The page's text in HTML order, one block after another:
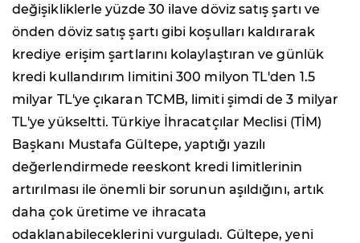
değişikliklerle yüzde 30 ilave döviz satış şartı ve
önden döviz satış şartı gibi koşulları kaldırarak
krediye erişim şartlarını kolaylaştıran ve günlük
kredi kullandırım limitini 300 milyon TL'den 1.5
milyar TL'ye çıkaran TCMB, limiti şimdi de 3 milyar
TL'ye yükseltti. Türkiye İhracatçılar Meclisi (TİM)
Başkanı Mustafa Gültepe, yaptığı yazılı
değerlendirmede reeskont kredi limitlerinin
artırılması ile önemli bir sorunun aşıldığını, artık
daha çok üretime ve ihracata
odaklanabileceklerini vurguladı. Gültepe, yeni